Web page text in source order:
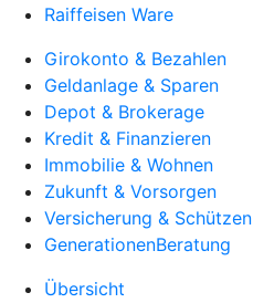
Raiffeisen Ware
Girokonto & Bezahlen
Geldanlage & Sparen
Depot & Brokerage
Kredit & Finanzieren
Immobilie & Wohnen
Zukunft & Vorsorgen
Versicherung & Schützen
GenerationenBeratung
Übersicht